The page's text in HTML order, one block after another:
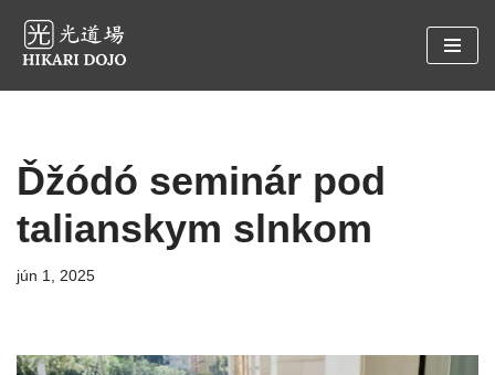
Preskočiť
na
Ďžódó seminár pod
talianskym slnkom
jún 1, 2025